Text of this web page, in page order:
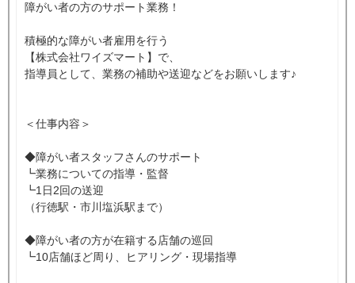
障がい者の方のサポート業務！
積極的な障がい者雇用を行う
【株式会社ワイズマート】で、
指導員として、業務の補助や送迎などをお願いします♪
＜仕事内容＞
◆障がい者スタッフさんのサポート
┗業務についての指導・監督
┗1日2回の送迎
（行徳駅・市川塩浜駅まで）
◆障がい者の方が在籍する店舗の巡回
┗10店舗ほど周り、ヒアリング・現場指導